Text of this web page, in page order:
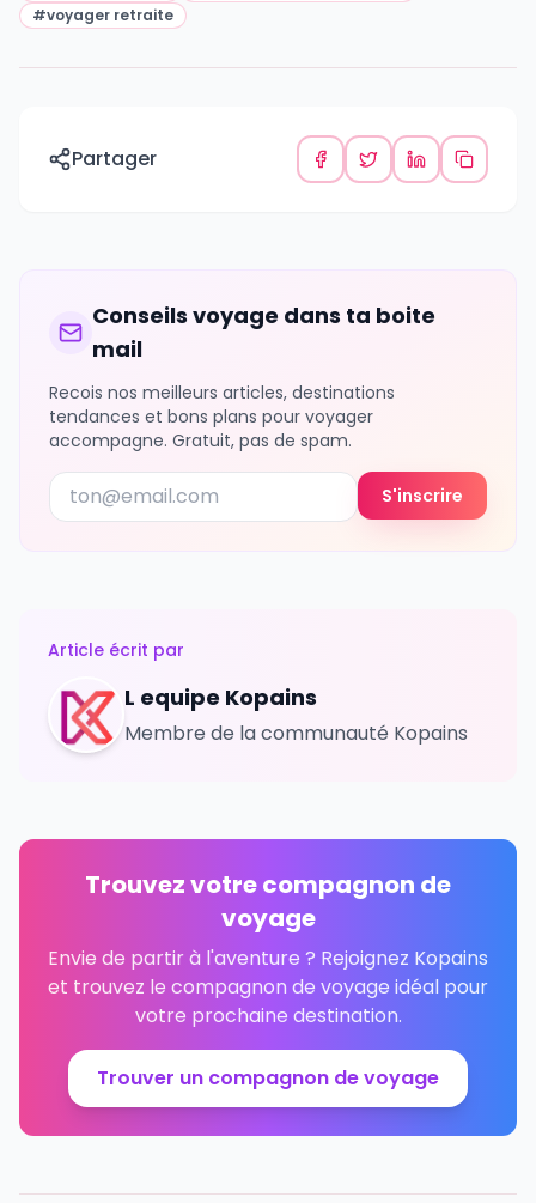
#voyager retraite
Partager
Conseils voyage dans ta boite
mail
Recois nos meilleurs articles, destinations
tendances et bons plans pour voyager
accompagne. Gratuit, pas de spam.
S'inscrire
Article écrit par
L equipe Kopains
Membre de la communauté Kopains
Trouvez votre compagnon de
voyage
Envie de partir à l'aventure ? Rejoignez Kopains
et trouvez le compagnon de voyage idéal pour
votre prochaine destination.
Trouver un compagnon de voyage